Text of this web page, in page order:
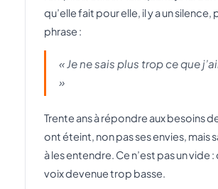
qu’elle fait pour elle, il y a un silence,
phrase :
« Je ne sais plus trop ce que
»
Trente ans à répondre aux besoins
ont éteint, non pas ses envies, mais
à les entendre. Ce n’est pas un vide :
voix devenue trop basse.